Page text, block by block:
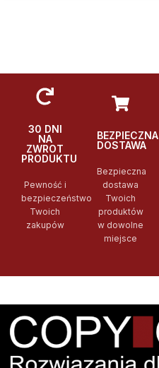
30 DNI
NA
ZWROT
PRODUKTU
Pewność i
bezpieczeństwo
Twoich
zakupów
BEZPIECZNA
DOSTAWA
Bezpieczna
dostawa
Twoich
produktów
w dowolne
miejsce